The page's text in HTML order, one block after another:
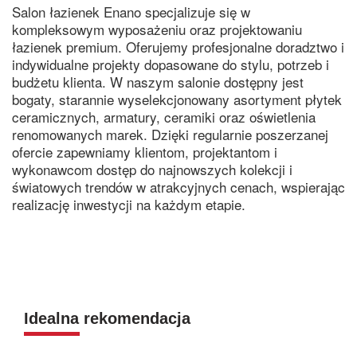
Salon łazienek Enano specjalizuje się w
kompleksowym wyposażeniu oraz projektowaniu
łazienek premium. Oferujemy profesjonalne doradztwo i
indywidualne projekty dopasowane do stylu, potrzeb i
budżetu klienta. W naszym salonie dostępny jest
bogaty, starannie wyselekcjonowany asortyment płytek
ceramicznych, armatury, ceramiki oraz oświetlenia
renomowanych marek. Dzięki regularnie poszerzanej
ofercie zapewniamy klientom, projektantom i
wykonawcom dostęp do najnowszych kolekcji i
światowych trendów w atrakcyjnych cenach, wspierając
realizację inwestycji na każdym etapie.
Idealna rekomendacja